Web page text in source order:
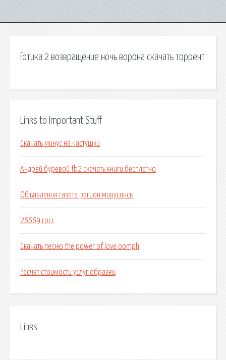
Готика 2 возвращение ночь ворона скачать торрент
Links to Important Stuff
Скачать минус на частушки
Андрей буревой fb2 скачать книги бесплатно
Объявления газета регион минусинск
26669 гост
Скачать песню the power of love oomph
Расчет стоимости услуг образец
Links